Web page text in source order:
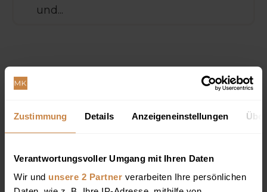
Zustimmung Details Anzeigeneinstellungen
Verantwortungsvoller Umgang mit Ihren Daten
Wir und unsere 2 Partner verarbeiten Ihre persönlichen
und...